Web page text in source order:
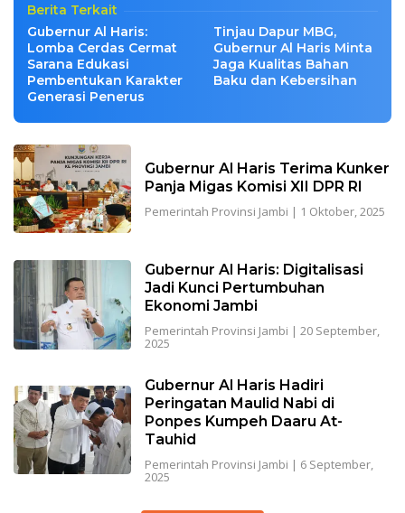
Berita Terkait
Gubernur Al Haris:
Lomba Cerdas Cermat
Sarana Edukasi
Pembentukan Karakter
Generasi Penerus
Tinjau Dapur MBG,
Gubernur Al Haris Minta
Jaga Kualitas Bahan
Baku dan Kebersihan
Gubernur Al Haris Terima Kunker
Panja Migas Komisi XII DPR RI
Pemerintah Provinsi Jambi | 1 Oktober, 2025
Gubernur Al Haris: Digitalisasi
Jadi Kunci Pertumbuhan
Ekonomi Jambi
Pemerintah Provinsi Jambi | 20 September,
2025
Gubernur Al Haris Hadiri
Peringatan Maulid Nabi di
Ponpes Kumpeh Daaru At-
Tauhid
Pemerintah Provinsi Jambi | 6 September,
2025